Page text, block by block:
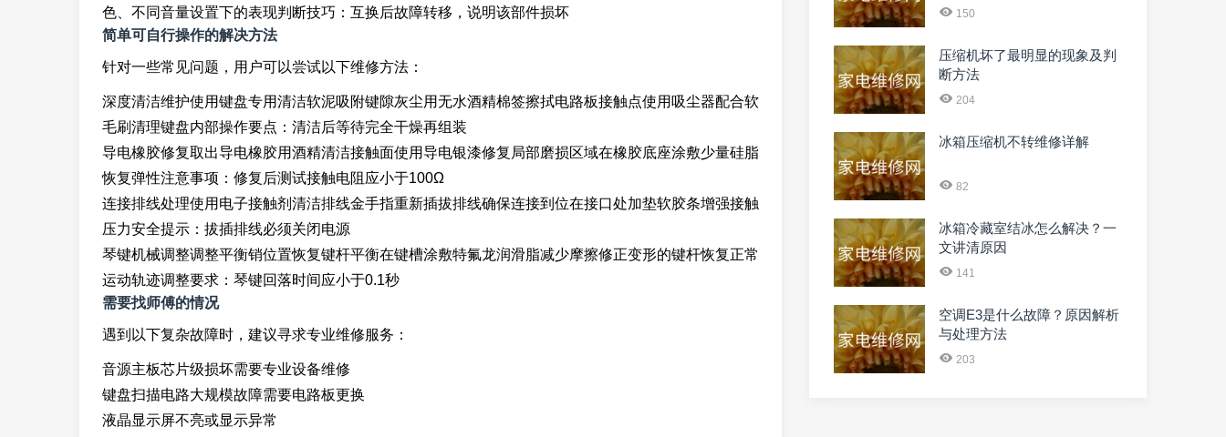
色、不同音量设置下的表现判断技巧：互换后故障转移，说明该部件损坏
简单可自行操作的解决方法
针对一些常见问题，用户可以尝试以下维修方法：
深度清洁维护使用键盘专用清洁软泥吸附键隙灰尘用无水酒精棉签擦拭电路板接触点使用吸尘器配合软
毛刷清理键盘内部操作要点：清洁后等待完全干燥再组装
导电橡胶修复取出导电橡胶用酒精清洁接触面使用导电银漆修复局部磨损区域在橡胶底座涂敷少量硅脂
恢复弹性注意事项：修复后测试接触电阻应小于100Ω
连接排线处理使用电子接触剂清洁排线金手指重新插拔排线确保连接到位在接口处加垫软胶条增强接触
压力安全提示：拔插排线必须关闭电源
琴键机械调整调整平衡销位置恢复键杆平衡在键槽涂敷特氟龙润滑脂减少摩擦修正变形的键杆恢复正常
运动轨迹调整要求：琴键回落时间应小于0.1秒
需要找师傅的情况
遇到以下复杂故障时，建议寻求专业维修服务：
音源主板芯片级损坏需要专业设备维修
键盘扫描电路大规模故障需要电路板更换
液晶显示屏不亮或显示异常
150
压缩机坏了最明显的现象及判
断方法
204
冰箱压缩机不转维修详解
82
冰箱冷藏室结冰怎么解决？一
文讲清原因
141
空调E3是什么故障？原因解析
与处理方法
203